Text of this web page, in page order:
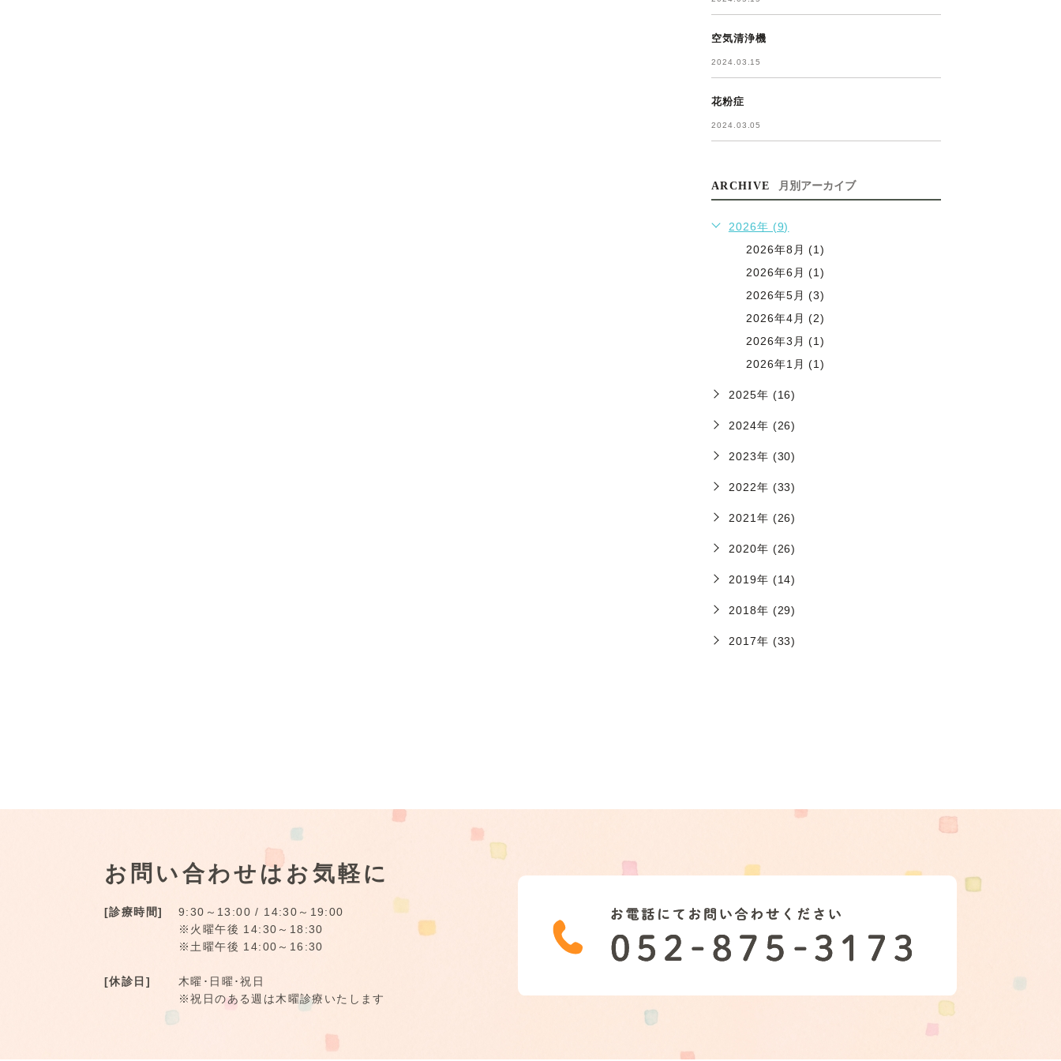
空気清浄機
2024.03.15
花粉症
2024.03.05
ARCHIVE 月別アーカイブ
2026年 (9)
2026年8月 (1)
2026年6月 (1)
2026年5月 (3)
2026年4月 (2)
2026年3月 (1)
2026年1月 (1)
2025年 (16)
2024年 (26)
2023年 (30)
2022年 (33)
2021年 (26)
2020年 (26)
2019年 (14)
2018年 (29)
2017年 (33)
お問い合わせはお気軽に
[診療時間]
9:30～13:00 / 14:30～19:00
※火曜午後 14:30～18:30
※土曜午後 14:00～16:30
[休診日]
木曜･日曜･祝日
※祝日のある週は木曜診療いたします